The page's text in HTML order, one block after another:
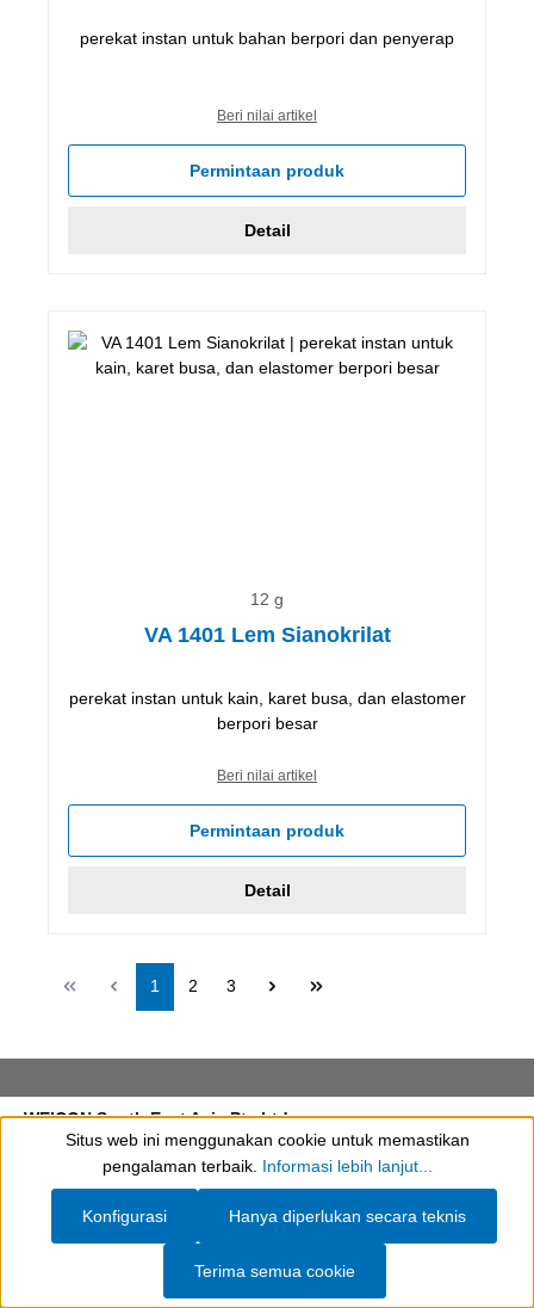
perekat instan untuk bahan berpori dan penyerap
Beri nilai artikel
Permintaan produk
Detail
12 g
VA 1401 Lem Sianokrilat
perekat instan untuk kain, karet busa, dan elastomer
berpori besar
Beri nilai artikel
Permintaan produk
Detail
Halaman
1 Halaman
2 Halaman
3
WEICON South East Asia Pte Ltd
Syarat dan Ketentuan Umum Privasi
Show toolbar
Situs web ini menggunakan cookie untuk memastikan
pengalaman terbaik. Informasi lebih lanjut...
Hanya diperlukan secara teknis
Konfigurasi
Terima semua cookie